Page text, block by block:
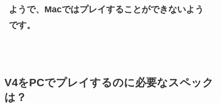
ようで、Macではプレイすることができないよう
です。
V4をPCでプレイするのに必要なスペック
は？